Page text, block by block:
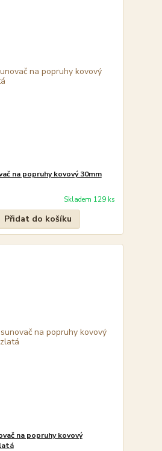
na popruhy kovový 30mm
Skladem 129 ks
Přidat do košíku
na popruhy kovový